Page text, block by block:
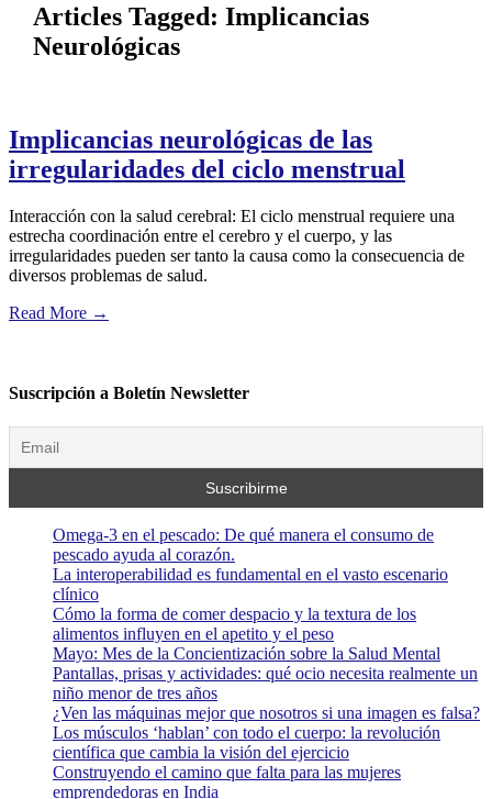
Articles Tagged: Implicancias
Neurológicas
Implicancias neurológicas de las
irregularidades del ciclo menstrual
Interacción con la salud cerebral: El ciclo menstrual requiere una
estrecha coordinación entre el cerebro y el cuerpo, y las
irregularidades pueden ser tanto la causa como la consecuencia de
diversos problemas de salud.
Read More →
Suscripción a Boletín Newsletter
Omega-3 en el pescado: De qué manera el consumo de
pescado ayuda al corazón.
La interoperabilidad es fundamental en el vasto escenario
clínico
Cómo la forma de comer despacio y la textura de los
alimentos influyen en el apetito y el peso
Mayo: Mes de la Concientización sobre la Salud Mental
Pantallas, prisas y actividades: qué ocio necesita realmente un
niño menor de tres años
¿Ven las máquinas mejor que nosotros si una imagen es falsa?
Los músculos ‘hablan’ con todo el cuerpo: la revolución
científica que cambia la visión del ejercicio
Construyendo el camino que falta para las mujeres
emprendedoras en India